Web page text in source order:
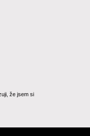
že jsem si